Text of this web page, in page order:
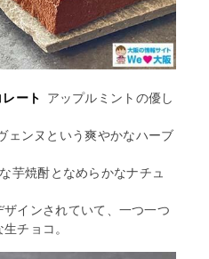
ート
アップルミントの優し
ェンヌという爽やかなハーブ
芋焼酎となめらかなナチュ
インされていて、一つ一つ
チョコ。